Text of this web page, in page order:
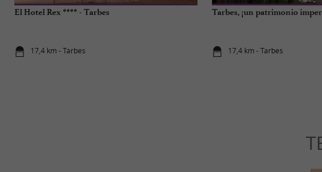
El Hotel Rex **** - Tarbes
17,4 km - Tarbes
Tarbes, ¡un patrimonio
17,4 km - Tarbes